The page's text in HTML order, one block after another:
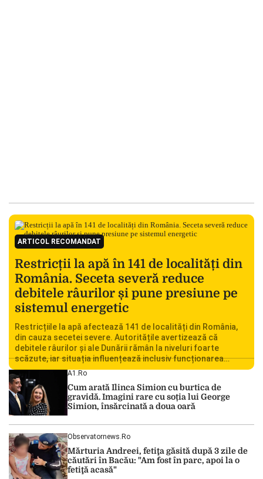
ARTICOL RECOMANDAT
Restricții la apă în 141 de localități din
România. Seceta severă reduce
debitele râurilor și pune presiune pe
sistemul energetic
Restricțiile la apă afectează 141 de localități din România,
din cauza secetei severe. Autoritățile avertizează că
debitele râurilor și ale Dunării rămân la niveluri foarte
scăzute, iar situația influențează inclusiv funcționarea
Centralei Nucleare de la Cernavodă. România se confruntă
cu una dintre cele mai dificile perioade din punct de vedere
hidrologic din ultimii ani. Lipsa […]
A1.ro
Cum arată Ilinca Simion cu burtica de
gravidă. Imagini rare cu soția lui George
Simion, însărcinată a doua oară
Observatornews.ro
Mărturia Andreei, fetiţa găsită după 3 zile de
căutări în Bacău: "Am fost în parc, apoi la o
fetiţă acasă"